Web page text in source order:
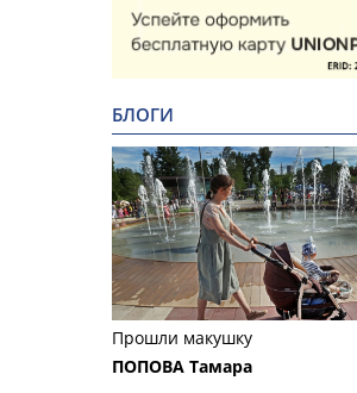
БЛОГИ
Прошли макушку
ПОПОВА Тамара